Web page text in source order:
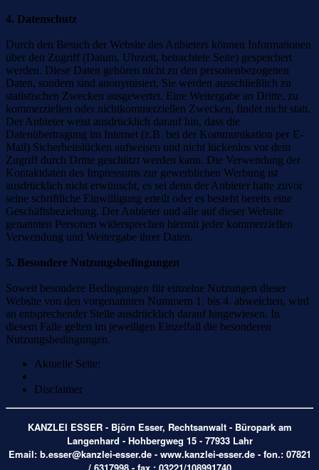
4. Datenschutz
Durch den Besuch der Website des Anbieters können Informationen
über den Zugriff (Datum, Uhrzeit, betrachtete Seite) gespeichert
werden. Diese Daten gehören nicht zu den personenbezogenen
Daten, sondern sind anonymisiert. Sie werden ausschließlich zu
statistischen Zwecken ausgewertet. Eine Weitergabe an Dritte, zu
kommerziellen oder nichtkommerziellen Zwecken, findet nicht statt.
Der Anbieter weist ausdrücklich darauf hin, dass die
Datenübertragung im Internet (z.B. bei der Kommunikation per E-
Mail) Sicherheitslücken aufweisen und nicht lückenlos vor dem
Zugriff durch Dritte geschützt werden kann. Die Verwendung der
Kontaktdaten des Impressums zur gewerblichen Werbung ist
ausdrücklich nicht erwünscht, es sei denn der Anbieter hatte zuvor
seine schriftliche Einwilligung erteilt oder es besteht bereits eine
Geschäftsbeziehung. Der Anbieter und alle auf dieser Website
genannten Personen widersprechen hiermit jeder kommerziellen
Verwendung und Weitergabe ihrer Daten.
5. Besondere Nutzungsbedingungen
Soweit besondere Bedingungen für einzelne Nutzungen dieser
Website von den vorgenannten Nummern 1. bis 4. abweichen, wird
an entsprechender Stelle ausdrücklich darauf hingewiesen. In
diesem Falle gelten im jeweiligen Einzelfall die besonderen
Nutzungsbedingungen.
Aktuelle Seite:
Disclaimer
KANZLEI ESSER - Björn Esser, Rechtsanwalt - Büropark am
Langenhard - Hohbergweg 15 - 77933 Lahr
Email: b.esser@kanzlei-esser.de- www.kanzlei-esser.de - fon.: 07821
/ 6317998 - fax.: 03221/108991740